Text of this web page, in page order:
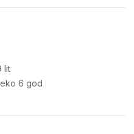
lit
6 god